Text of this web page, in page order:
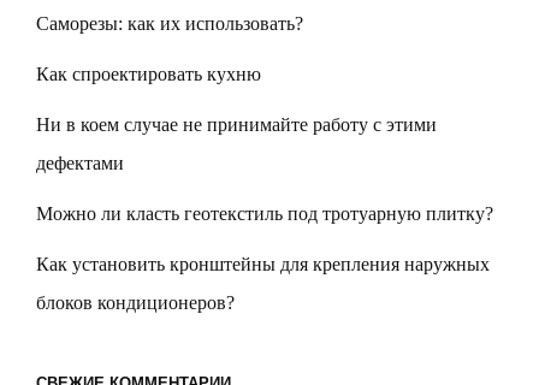
Саморезы: как их использовать?
Как спроектировать кухню
Ни в коем случае не принимайте работу с этими
дефектами
Можно ли класть геотекстиль под тротуарную плитку?
Как установить кронштейны для крепления наружных
блоков кондиционеров?